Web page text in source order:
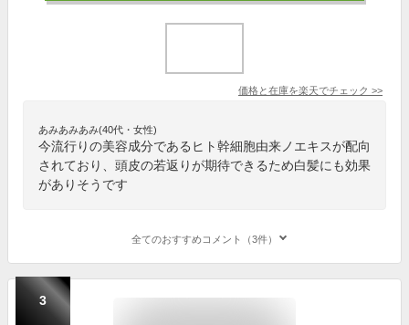
価格と在庫を楽天でチェック >>
あみあみあみ(40代・女性)
今流行りの美容成分であるヒト幹細胞由来ノエキスが配向
されており、頭皮の若返りが期待できるため白髪にも効果
がありそうです
全てのおすすめコメント（3件）
3